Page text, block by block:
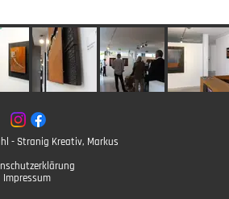
- Stranig Kreativ, Markus
Impressum